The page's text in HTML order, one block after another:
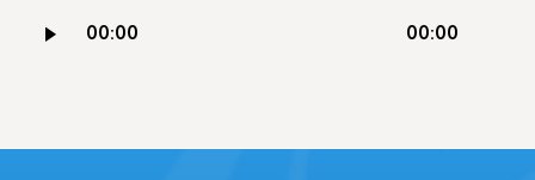
Lecteur 00:00 00:00